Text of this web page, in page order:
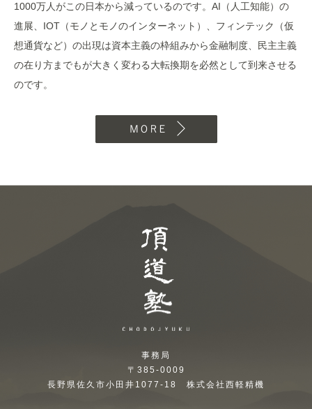
1000万人がこの日本から減っているのです。AI（人工知能）の
進展、IOT（モノとモノのインターネット）、フィンテック（仮
想通貨など）の出現は資本主義の枠組みから金融制度、民主主義
の在り方までもが大きく変わる大転換期を必然として到来させる
のです。
事務局
〒385-0009
長野県佐久市小田井1077-18 株式会社西軽精機